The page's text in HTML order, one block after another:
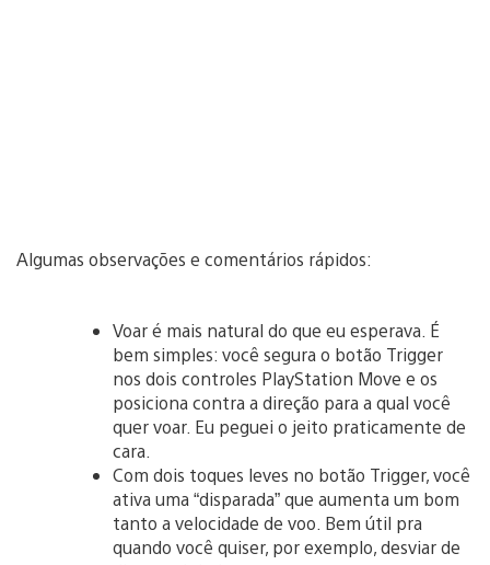
Algumas observações e comentários rápidos:
Voar é mais natural do que eu esperava. É
bem simples: você segura o botão Trigger
nos dois controles PlayStation Move e os
posiciona contra a direção para a qual você
quer voar. Eu peguei o jeito praticamente de
cara.
Com dois toques leves no botão Trigger, você
ativa uma “disparada” que aumenta um bom
tanto a velocidade de voo. Bem útil pra
quando você quiser, por exemplo, desviar de